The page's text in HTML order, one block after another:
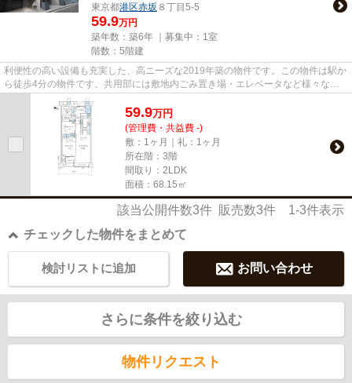
東京都港区赤坂 ８丁目5-5
59.9万円
築年数：築6年 ｜募集中： 1室
階数：5階建
利便性の高い設備も充実した、高ニーズな2019年築の物件です。この物件は駅か
ら徒歩4分の物件です。共用部には敷地内ごみ置き場・エレベータなど様々な設
備やサービスが揃っているので...
59.9万円
(管理費・共益費 -)
敷：1ヶ月｜礼：1ヶ月
所在階：3階
間取り：2LDK
面積：68.15㎡
該当公開件数3件 販売数3件 1-3件表示
チェックした物件をまとめて
お問い合わせ
検討リストに追加
さらに条件を絞り込む
物件リクエスト